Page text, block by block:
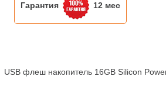
Гарантия 12 мес
USB флеш накопитель 16GB Silicon